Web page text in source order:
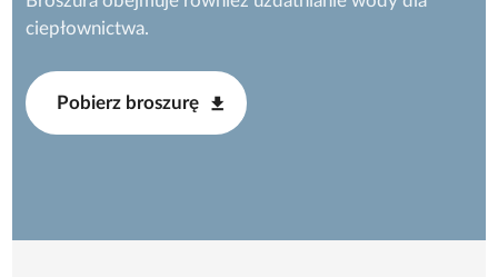
ciepłownictwa.
Pobierz broszurę